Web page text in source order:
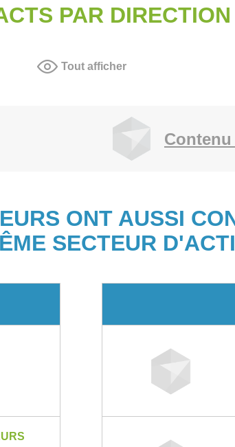
PAR DIRECTION
Tout afficher
ONT AUSSI
SECTEUR